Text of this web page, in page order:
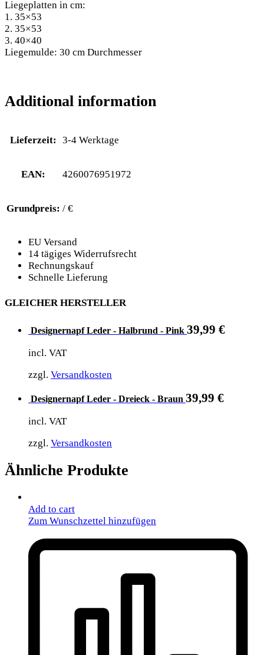
Liegeplatten in cm:
1. 35×53
2. 35×53
3. 40×40
Liegemulde: 30 cm Durchmesser
Additional information
Lieferzeit: 3-4 Werktage
EAN: 4260076951972
Grundpreis: / €
EU Versand
14 tägiges Widerrufsrecht
Rechnungskauf
Schnelle Lieferung
GLEICHER HERSTELLER
Designernapf Leder - Halbrund - Pink 39,99 €
incl. VAT
zzgl. Versandkosten
Designernapf Leder - Dreieck - Braun 39,99 €
incl. VAT
zzgl. Versandkosten
Ähnliche Produkte
Add to cart
Zum Wunschzettel hinzufügen